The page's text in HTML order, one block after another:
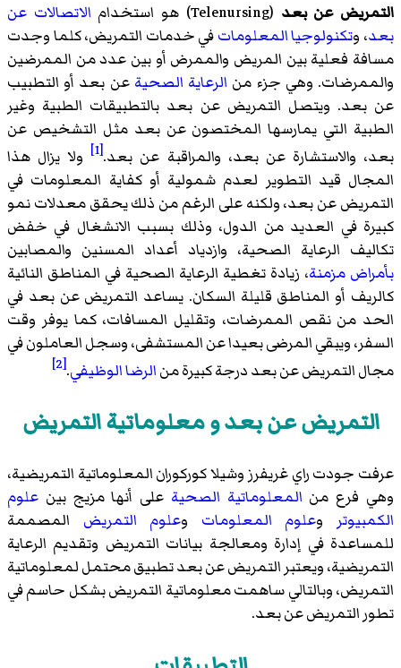
التمريض عن بعد (
Telenursing)‏ هو استخدام الاتصالات عن
بعد، وتكنولوجيا المعلوماتفي خدمات التمريض، كلما وجدت
مسافة فعلية بين المريض والممرض أو بين عدد من الممرضين
والممرضات. وهي جزء من الرعاية الصحية عن بعد أو التطبيب
عن بعد. ويتصل التمريض عن بعد بالتطبيقات الطبية وغير
الطبية التي يمارسها المختصون عن بعد مثل التشخيص عن
بعد، والاستشارة عن بعد، والمراقبة عن بعد.[1]
ولا يزال هذا
المجال قيد التطوير لعدم شمولية أو كفاية المعلومات في
التمريض عن بعد، ولكنه على الرغم من ذلك يحقق معدلات نمو
كبيرة في العديد من الدول، وذلك بسبب الانشغال في خفض
تكاليف الرعاية الصحية، وازدياد أعداد المسنين والمصابين
بأمراض مزمنة، زيادة تغطية الرعاية الصحية في المناطق النائية
كالريف أو المناطق قليلة السكان. يساعد التمريض عن بعد في
الحد من نقص الممرضات، وتقليل المسافات، كما يوفر وقت
السفر، ويبقي المرضى بعيدا عن المستشفى، وسجل العاملون في
مجال التمريض عن بعد درجة كبيرة منالرضا الوظيفي.
[2]
التمريض عن بعد و معلوماتية التمريض
عرفت جودت راي غريفرز وشيلا كوركوران المعلوماتية التمريضية،
وهي فرع من المعلوماتية الصحية على أنها مزيج بين علوم
الكمبيوتر وعلوم المعلومات وعلوم التمريض المصممة
للمساعدة في إدارة ومعالجة بيانات التمريض وتقديم الرعاية
التمريضية، ويعتبر التمريض عن بعد تطبيق محتمل لمعلوماتية
التمريض، وبالتالي ساهمت معلوماتية التمريض بشكل حاسم في
تطور التمريض عن بعد.